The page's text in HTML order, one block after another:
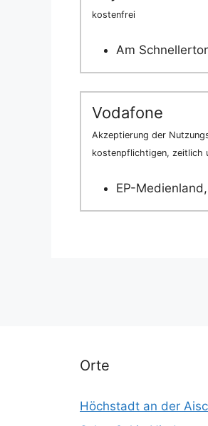
kostenfrei
Am
Vodafone
Akzeptierung der
kostenpflichtigen, zeitlich
EP-
Orte
Höchstadt an der